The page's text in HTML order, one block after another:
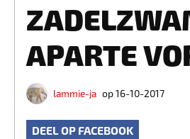
APARTE
lammie-ja op 16-10-2017
DEEL OP FACEBOOK